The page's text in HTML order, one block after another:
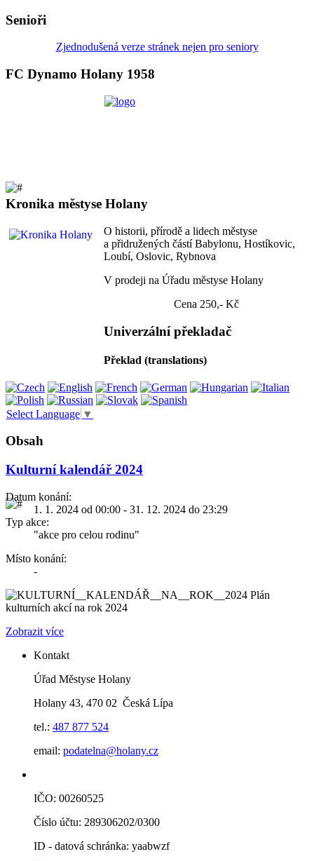
Senioři
Zjednodušená verze stránek nejen pro seniory
FC Dynamo Holany 1958
Kronika městyse Holany
O historii, přírodě a lidech městyse
a přidružených částí Babylonu, Hostíkovic,
Loubí, Oslovic, Rybnova
V prodeji na Úřadu městyse Holany
Cena 250,- Kč
Univerzální překladač
Překlad (translations)
Select Language ▼
Obsah
Kulturní kalendář 2024
Datum konání:
1. 1. 2024 od 00:00 - 31. 12. 2024 do 23:29
Typ akce:
"akce pro celou rodinu"
Místo konání:
-
Plán
kulturních akcí na rok 2024
Zobrazit více
Kontakt
Úřad Městyse Holany
Holany 43, 470 02 Česká Lípa
tel.: 487 877 524
email: podatelna@holany.cz
IČO: 00260525
Číslo účtu: 289306202/0300
ID - datová schránka: yaabwzf